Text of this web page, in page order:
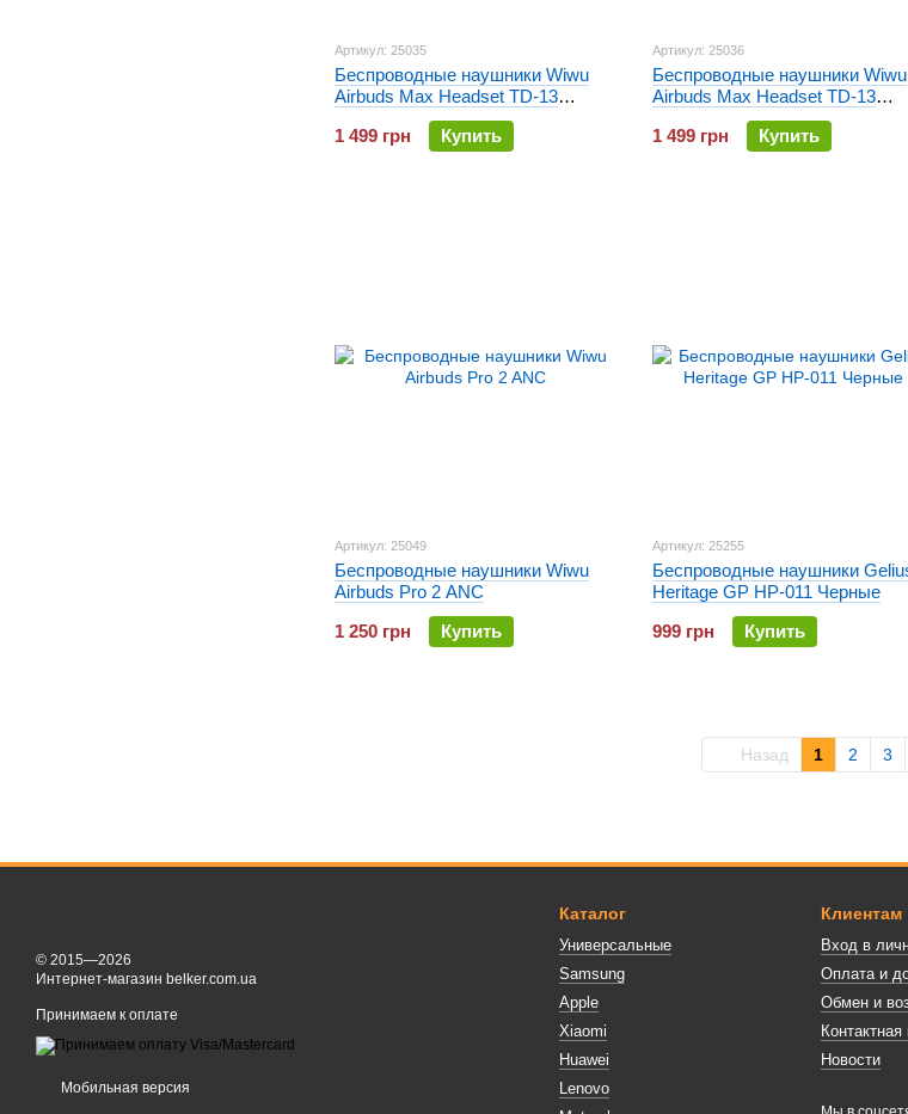
Артикул: 25035
Беспроводные наушники Wiwu
Airbuds Max Headset TD-13
1 499 грн
Купить
Артикул: 25036
Беспроводные наушники Wiwu
Airbuds Max Headset TD-13
1 499 грн
Купить
Артикул: 25049
Беспроводные наушники Wiwu
Airbuds Pro 2 ANC
1 250 грн
Купить
Артикул: 25255
Беспроводные наушники
Heritage GP HP-011 Черные
999 грн
Купить
Назад 1 2 3
© 2015—2026
Интернет-магазин belker.com.ua
Принимаем к оплате
Мобильная версия
Каталог
Универсальные
Samsung
Apple
Xiaomi
Huawei
Lenovo
Клиентам
Вход в
Оплата и
Обмен и
Новости